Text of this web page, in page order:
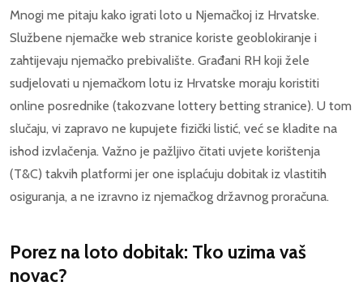
Mnogi me pitaju kako igrati loto u Njemačkoj iz Hrvatske.
Službene njemačke web stranice koriste geoblokiranje i
zahtijevaju njemačko prebivalište. Građani RH koji žele
sudjelovati u njemačkom lotu iz Hrvatske moraju koristiti
online posrednike (takozvane lottery betting stranice). U tom
slučaju, vi zapravo ne kupujete fizički listić, već se kladite na
ishod izvlačenja. Važno je pažljivo čitati uvjete korištenja
(T&C) takvih platformi jer one isplaćuju dobitak iz vlastitih
osiguranja, a ne izravno iz njemačkog državnog proračuna.
Porez na loto dobitak: Tko uzima vaš
novac?